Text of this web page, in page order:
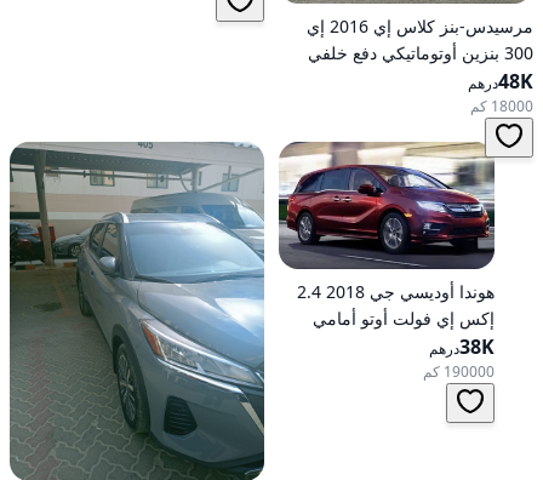
مرسيدس-بنز كلاس إي 2016 إي
300 بنزين أوتوماتيكي دفع خلفي
48Kدرهم
18000 كم
هوندا أوديسي جي 2018 2.4
إكس إي فولت أوتو أمامي
الدفع
38Kدرهم
190000 كم